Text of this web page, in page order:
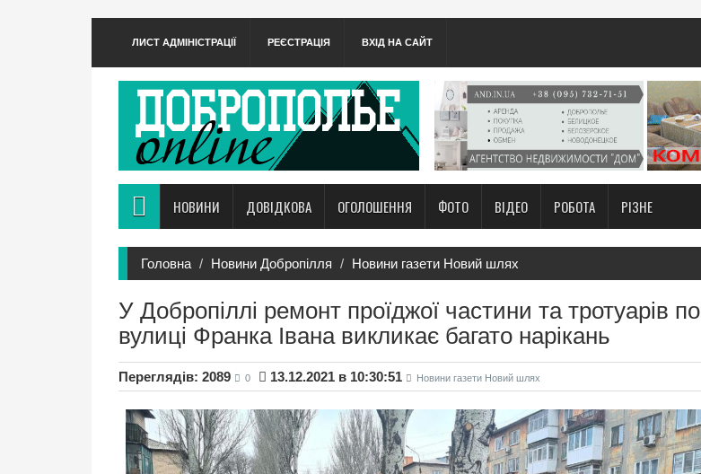
ЛИСТ АДМІНІСТРАЦІЇ РЕЄСТРАЦІЯ ВХІД НА САЙТ
НОВИНИ ДОВІДКОВА ОГОЛОШЕННЯ ФОТО ВІДЕО РОБОТА РІЗНЕ
Головна Новини Добропілля Новини газети Новий шлях
У Добропіллі ремонт проїджої частини та тротуарів по
вулиці Франка Івана викликає багато нарікань
Переглядів: 2089 0 13.12.2021 в 10:30:51 Новини газети Новий шлях